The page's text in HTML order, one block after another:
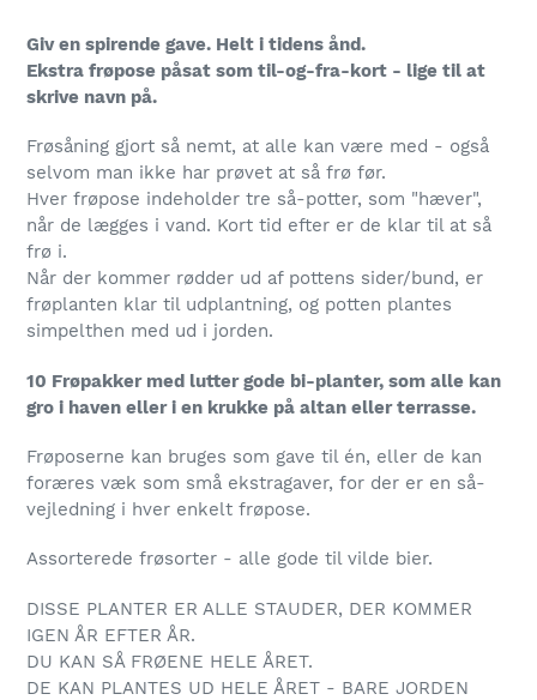
Giv en spirende gave. Helt i tidens ånd.
Ekstra frøpose påsat som til-og-fra-kort - lige til at
skrive navn på.
Frøsåning gjort så nemt, at alle kan være med - også
selvom man ikke har prøvet at så frø før.
Hver frøpose indeholder tre så-potter, som "hæver",
når de lægges i vand. Kort tid efter er de klar til at så
frø i.
Når der kommer rødder ud af pottens sider/bund, er
frøplanten klar til udplantning, og potten plantes
simpelthen med ud i jorden.
10 Frøpakker med lutter gode bi-planter, som alle kan
gro i haven eller i en krukke på altan eller terrasse.
Frøposerne kan bruges som gave til én, eller de kan
foræres væk som små ekstragaver, for der er en så-
vejledning i hver enkelt frøpose.
Assorterede frøsorter - alle gode til vilde bier.
DISSE PLANTER ER ALLE STAUDER, DER KOMMER
IGEN ÅR EFTER ÅR.
DU KAN SÅ FRØENE HELE ÅRET.
DE KAN PLANTES UD HELE ÅRET - BARE JORDEN